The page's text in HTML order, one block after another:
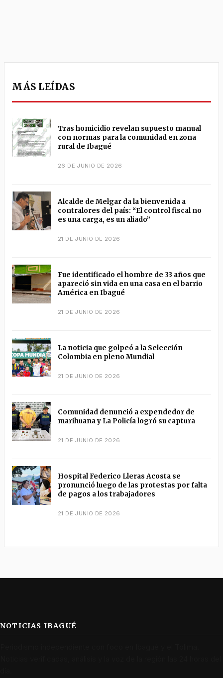
MÁS LEÍDAS
Tras homicidio revelan supuesto manual
con normas para la comunidad en zona
rural de Ibagué
26 DE JUNIO DE 2026
Alcalde de Melgar da la bienvenida a
contralores del país: “El control fiscal no
es una carga, es un aliado”
21 DE JUNIO DE 2026
Fue identificado el hombre de 33 años que
apareció sin vida en una casa en el barrio
América en Ibagué
21 DE JUNIO DE 2026
La noticia que golpeó a la Selección
Colombia en pleno Mundial
21 DE JUNIO DE 2026
Comunidad denunció a expendedor de
marihuana y La Policía logró su captura
21 DE JUNIO DE 2026
Hospital Federico Lleras Acosta se
pronunció luego de las protestas por falta
de pagos a los trabajadores
21 DE JUNIO DE 2026
NOTICIAS IBAGUÉ